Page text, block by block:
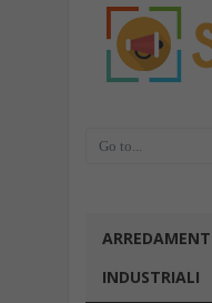
INDUSTRIALI